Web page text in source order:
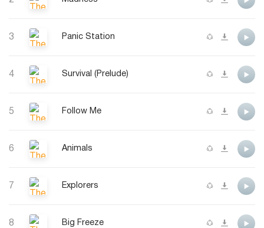
3 Panic Station
4 Survival (Prelude)
5 Follow Me
6 Animals
7 Explorers
8 Big Freeze